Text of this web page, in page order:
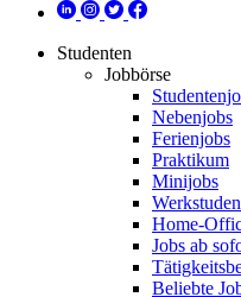
Studenten
Jobbörse
Nebenjobs
Ferienjobs
Praktikum
Minijobs
Home-
Jobs ab
Beliebte